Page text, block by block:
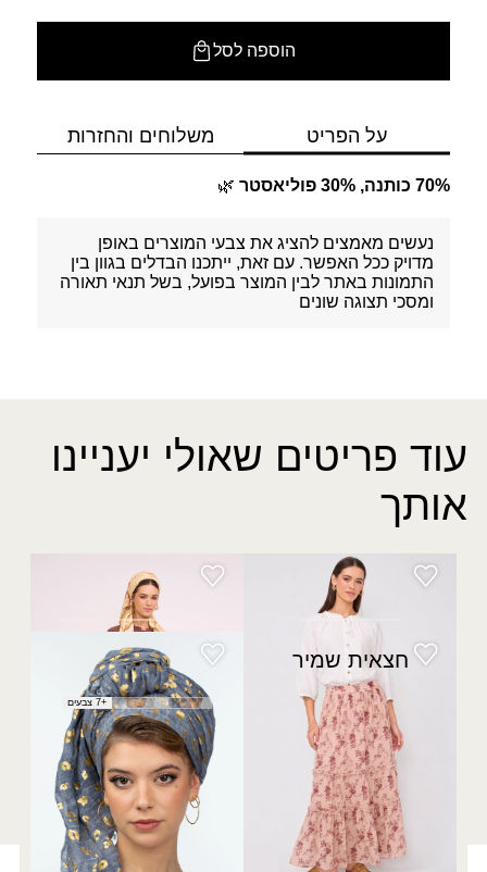
הוספה לסל
על הפריט משלוחים והחזרות
70% כותנה, 30% פוליאסטר 🌿
נעשים מאמצים להציג את צבעי המוצרים באופן
מדויק ככל האפשר. עם זאת, ייתכנו הבדלים בגוון בין
התמונות באתר לבין המוצר בפועל, בשל תנאי תאורה
ומסכי תצוגה שונים
עוד פריטים שאולי יעניינו
אותך
חצאית מרום
₪180.00
חצאית הילי
140.00
חצאית שמיר
צעיף שקיעות
₪50.00
+7 צבעים
רוצה להתעדכן לפני כולן?